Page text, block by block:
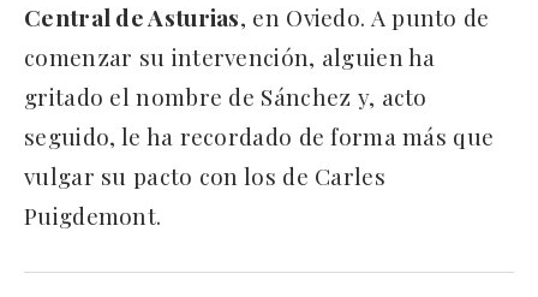
Central de Asturias, en Oviedo. A punto de
comenzar su intervención, alguien ha
gritado el nombre de Sánchez y, acto
seguido, le ha recordado de forma más que
vulgar su pacto con los de Carles
Puigdemont.